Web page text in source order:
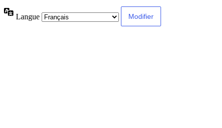
Langue